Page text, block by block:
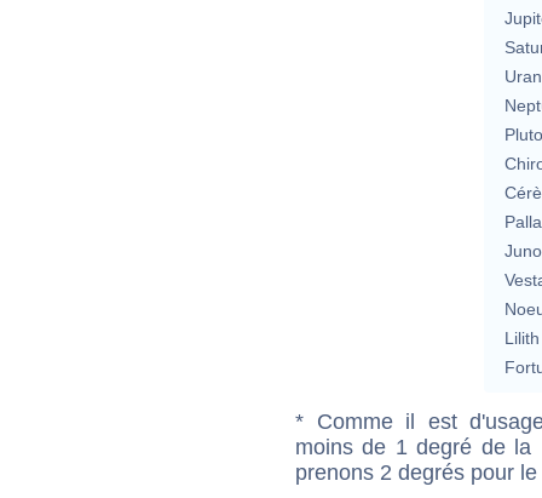
Lilith
* Comme il est
moins de 1 degré de la
prenons 2 degrés pour